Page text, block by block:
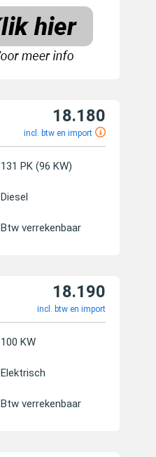
18.180
incl. btw en import
131 PK (96 KW)
Diesel
Btw verrekenbaar
18.190
incl. btw en import
100 KW
Elektrisch
Btw verrekenbaar